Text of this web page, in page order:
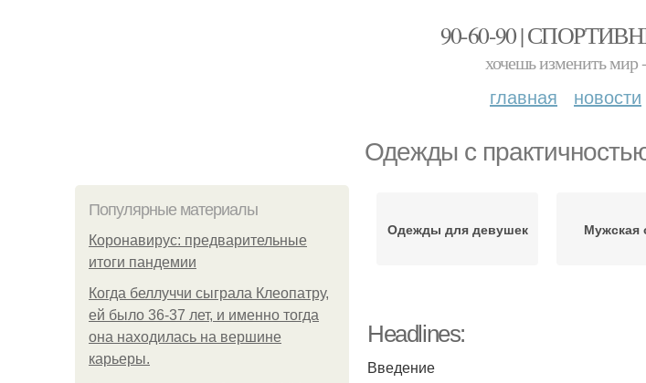
90-60-90 |
хочешь изменить мир
главная новости
Одежды с
Популярные материалы
Коронавирус: предварительные
итоги пандемии
Когда беллуччи сыграла Клеопатру,
ей было 36-37 лет, и именно тогда
она находилась на вершине
карьеры.
Одежды для девушек Мужская
Headlines:
Введение